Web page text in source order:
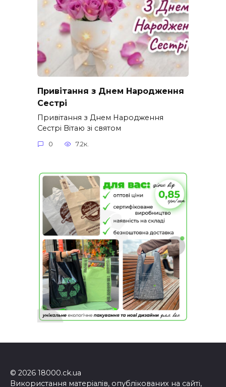
Привітання з Днем Народження
Сестрі
Привітання з Днем Народження
Сестрі Вітаю зі святом
0 7.2к.
© 2026 18000.ck.ua
Використання матеріалів, опублікованих на сайті,